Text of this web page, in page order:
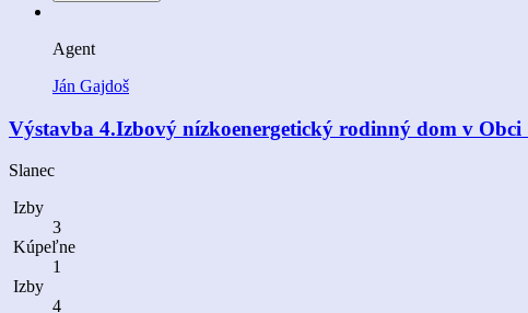
Agent
Ján Gajdoš
Výstavba 4.Izbový nízkoenergetický rodinný dom v Obci
Slanec
Izby
3
Kúpeľne
1
Izby
4